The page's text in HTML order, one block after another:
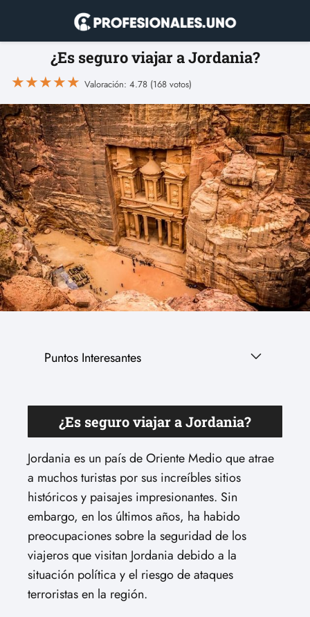
¿Es seguro viajar a Jordania?
★★★★★ Valoración: 4.78 (168 votos)
Puntos Interesantes
¿Es seguro viajar a Jordania?
Jordania es un país de Oriente Medio que atrae
a muchos turistas por sus increíbles sitios
históricos y paisajes impresionantes. Sin
embargo, en los últimos años, ha habido
preocupaciones sobre la seguridad de los
viajeros que visitan Jordania debido a la
situación política y el riesgo de ataques
terroristas en la región.